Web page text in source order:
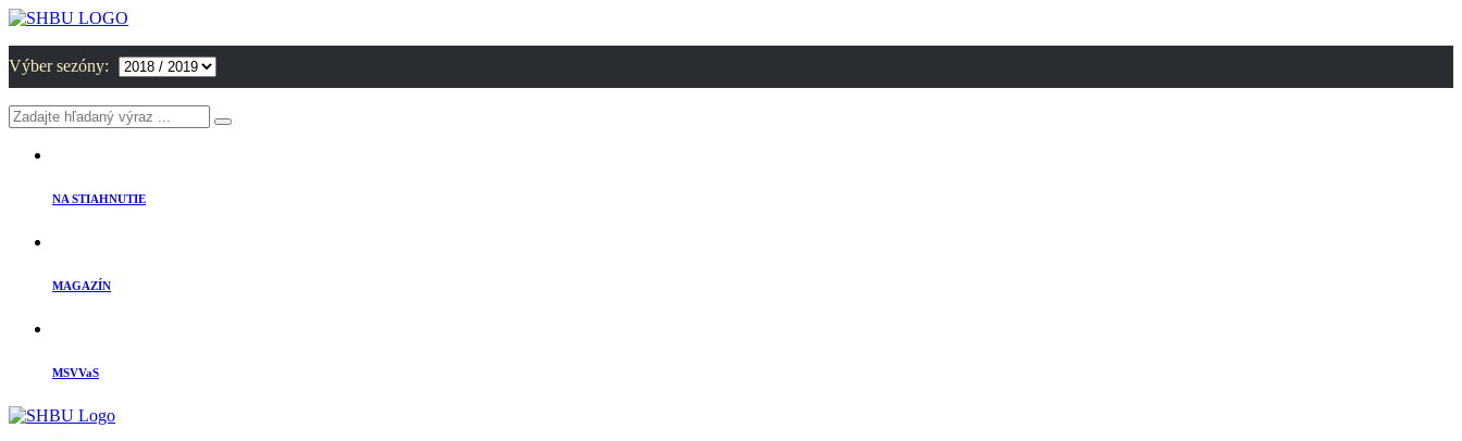
Výber sezóny:
NA STIAHNUTIE
MAGAZÍN
MSVVaS